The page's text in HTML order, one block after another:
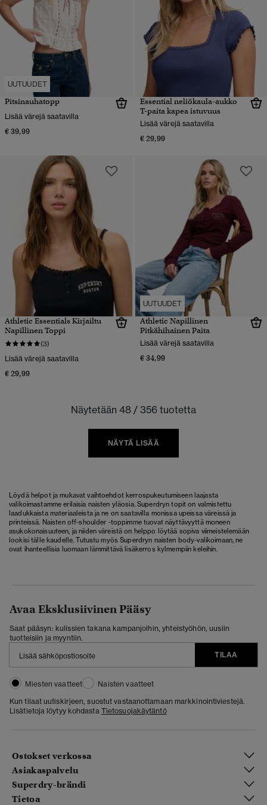
UUTUUDET
Pitsinauhatopp
Lisää värejä saatavilla
€ 39,99
Essential neliökaula-aukko
T-paita kapea istuvuus
Lisää värejä saatavilla
€ 29,99
Athletic Essentials Kirjailtu
Napillinen Toppi
(3)
Lisää värejä saatavilla
€ 29,99
UUTUUDET
Athletic Napillinen
Pitkähihainen Paita
Lisää värejä saatavilla
€ 34,99
Näytetään 48 / 356 tuotetta
NÄYTÄ LISÄÄ
Löydä helpot ja mukavat vaihtoehdot kerrospukeutumiseen laajasta
valikoimastamme erilaisia naisten yläosia. Superdryn topit on valmistettu
laadukkaista materiaaleista ja ne on saatavilla monissa upeissa väreissä ja
printeissä. Naisten off-shoulder -toppimme tuovat näyttävyyttä moneen
asukokonaisuuteen, ja niiden väreistä on helppo löytää sopiva viimeistelemään
lookisi tälle kaudelle. Tutustu myös Superdryn naisten body-valikoimaan, ne
ovat ihanteellisia luomaan lämmittävä lisäkerros kylmempiin keleihin.
Avaa Eksklusiivinen Pääsy
Saat pääsyn: kulissien takana kampanjoihin, yhteistyöhön, uusiin
tuotteisiin ja myyntiin.
TILAA
Miesten vaatteet
Naisten vaatteet
Kun tilaat uutiskirjeen, suostut vastaanottamaan markkinointiviestejä.
Lisätietoja löytyy kohdasta Tietosuojakäytäntö
Ostokset verkossa
Asiakaspalvelu
Superdry-brändi
Tietoa